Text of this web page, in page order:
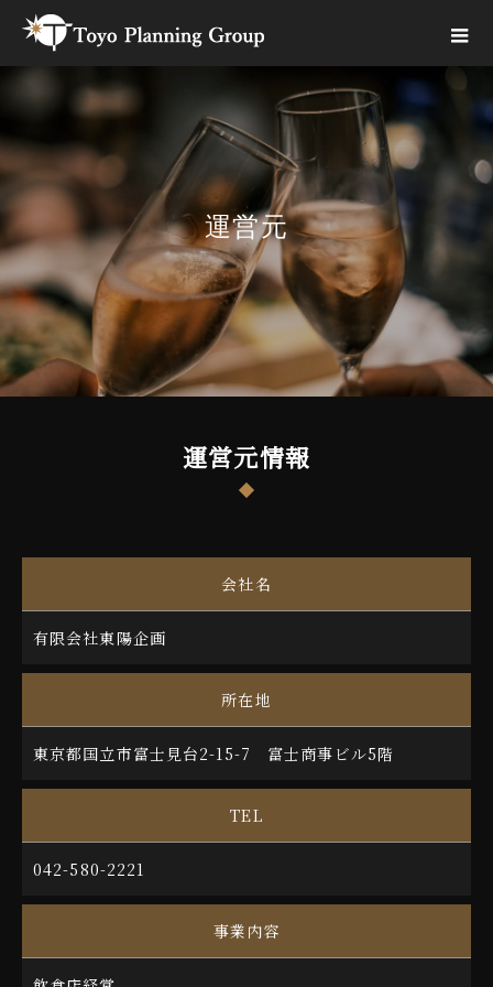
運営元
運営元情報
会社名
有限会社東陽企画
所在地
東京都国立市富士見台2-15-7 富士商事ビル5階
TEL
042-580-2221
事業内容